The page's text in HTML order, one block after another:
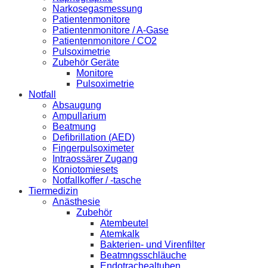
Narkosegasmessung
Patientenmonitore
Patientenmonitore / A-Gase
Patientenmonitore / CO2
Pulsoximetrie
Zubehör Geräte
Monitore
Pulsoximetrie
Notfall
Absaugung
Ampullarium
Beatmung
Defibrillation (AED)
Fingerpulsoximeter
Intraossärer Zugang
Koniotomiesets
Notfallkoffer / -tasche
Tiermedizin
Anästhesie
Zubehör
Atembeutel
Atemkalk
Bakterien- und Virenfilter
Beatmngsschläuche
Endotrachealtuben